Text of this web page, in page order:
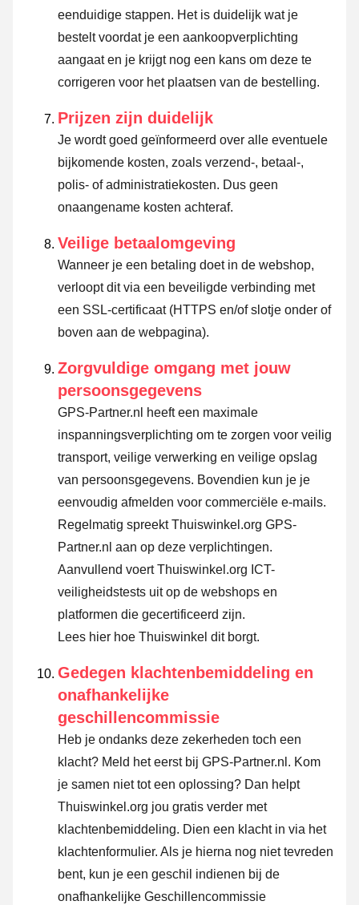
eenduidige stappen. Het is duidelijk wat je
bestelt voordat je een aankoopverplichting
aangaat en je krijgt nog een kans om deze te
corrigeren voor het plaatsen van de bestelling.
Prijzen zijn duidelijk
Je wordt goed geïnformeerd over alle eventuele
bijkomende kosten, zoals verzend-, betaal-,
polis- of administratiekosten. Dus geen
onaangename kosten achteraf.
Veilige betaalomgeving
Wanneer je een betaling doet in de webshop,
verloopt dit via een beveiligde verbinding met
een SSL-certificaat (HTTPS en/of slotje onder of
boven aan de webpagina).
Zorgvuldige omgang met jouw
persoonsgegevens
GPS-Partner.nl heeft een maximale
inspanningsverplichting om te zorgen voor veilig
transport, veilige verwerking en veilige opslag
van persoonsgegevens. Bovendien kun je je
eenvoudig afmelden voor commerciële e-mails.
Regelmatig spreekt Thuiswinkel.org GPS-
Partner.nl aan op deze verplichtingen.
Aanvullend voert Thuiswinkel.org ICT-
veiligheidstests uit op de webshops en
platformen die gecertificeerd zijn.
Lees hier hoe Thuiswinkel dit borgt.
Gedegen klachtenbemiddeling en
onafhankelijke
geschillencommissie
Heb je ondanks deze zekerheden toch een
klacht? Meld het eerst bij GPS-Partner.nl. Kom
je samen niet tot een oplossing? Dan helpt
Thuiswinkel.org jou gratis verder met
klachtenbemiddeling. Dien een klacht in via het
klachtenformulier. Als je hierna nog niet tevreden
bent, kun je een geschil indienen bij de
onafhankelijke Geschillencommissie